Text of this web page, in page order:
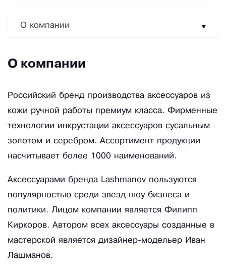
О компании
О компании
Российский бренд производства аксессуаров из
кожи ручной работы премиум класса. Фирменные
технологии инкрустации аксессуаров сусальным
золотом и серебром. Ассортимент продукции
насчитывает более 1000 наименований.
Аксессуарами бренда Lashmanov пользуются
популярностью среди звезд шоу бизнеса и
политики. Лицом компании является Филипп
Киркоров. Автором всех аксессуары созданные в
мастерской является дизайнер-модельер Иван
Лашманов.